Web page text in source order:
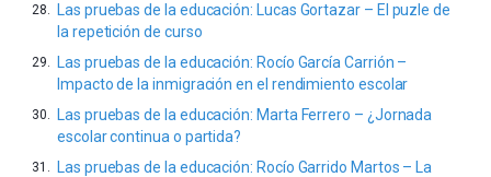
Las pruebas de la educación: Lucas Gortazar – El puzle de
la repetición de curso
Las pruebas de la educación: Rocío García Carrión –
Impacto de la inmigración en el rendimiento escolar
Las pruebas de la educación: Marta Ferrero – ¿Jornada
escolar continua o partida?
Las pruebas de la educación: Rocío Garrido Martos – La